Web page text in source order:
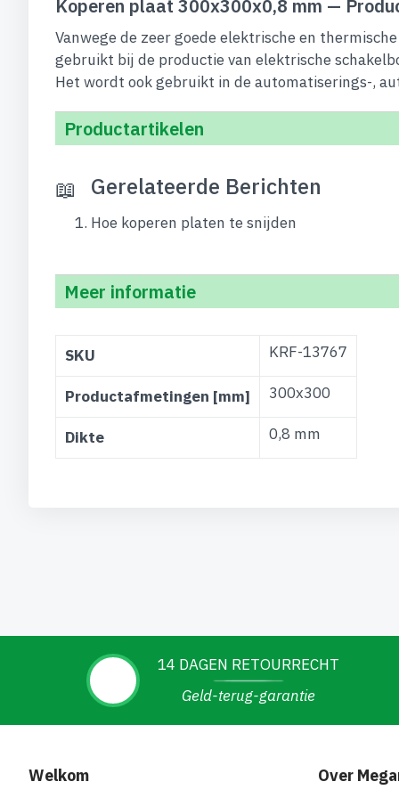
Koperen plaat 300x300x0,8 mm —
Vanwege de zeer goede elektrische en
gebruikt bij de productie van elektrische
Het wordt ook gebruikt in de automatiserings-,
Productartikelen
Gerelateerde Berichten
Hoe koperen platen te snijden
Meer informatie
informatie
SKU KRF-13767
Productafmetingen [mm] 300x300
Dikte 0,8 mm
14 DAGEN RETOURRECHT
Geld-terug-garantie
Welkom Over